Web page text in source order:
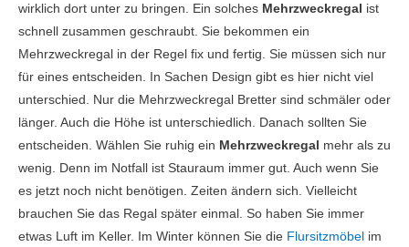
wirklich dort unter zu bringen. Ein solches Mehrzweckregal ist
schnell zusammen geschraubt. Sie bekommen ein
Mehrzweckregal in der Regel fix und fertig. Sie müssen sich nur
für eines entscheiden. In Sachen Design gibt es hier nicht viel
unterschied. Nur die Mehrzweckregal Bretter sind schmäler oder
länger. Auch die Höhe ist unterschiedlich. Danach sollten Sie
entscheiden. Wählen Sie ruhig ein Mehrzweckregal mehr als zu
wenig. Denn im Notfall ist Stauraum immer gut. Auch wenn Sie
es jetzt noch nicht benötigen. Zeiten ändern sich. Vielleicht
brauchen Sie das Regal später einmal. So haben Sie immer
etwas Luft im Keller. Im Winter können Sie die Flursitzmöbel im